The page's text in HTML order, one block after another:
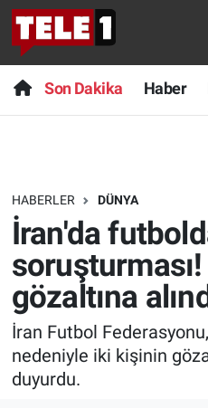
Son Dakika Haber
HABERLER DÜNYA
İran'da
gözaltına
İran Futbol
nedeniyle iki kişinin
duyurdu.
Anında Manşet
Başka Sohbetler
Bilim turu
Bilim ve Teknoloji
Doğa Konuşuyor
Dünya
Ege Saati
Son Dakika
Haber
Dünya
Teknoloji
Sağlık
Spor
Yayın Akışı
Nöbetçi Eczaneler
Hava Durumu
Trafik Durumu
Süper Lig Puan
Tüm Manşetler
Son Dakika Haberleri
Haber Arşivi